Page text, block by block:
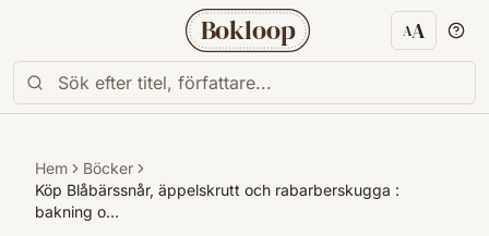
Bokloop AA
Hem
Böcker
Köp Blåbärssnår, äppelskrutt och rabarberskugga :
bakning o…